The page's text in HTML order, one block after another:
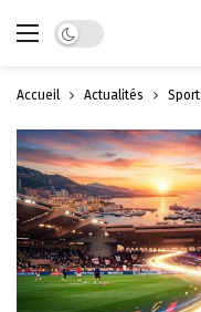
Dark mode
Accueil Actualités Sport